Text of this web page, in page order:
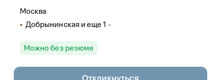
Москва
Добрынинская и еще 1
Можно без резюме